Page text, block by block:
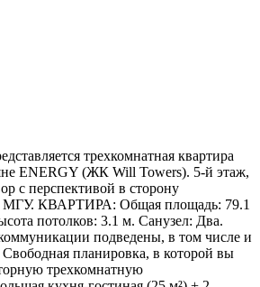
трехкомнатная квартира
ENERGY (ЖК Will Towers). 5-й этаж,
с перспективой в сторону
МГУ. КВАРТИРА: Общая площадь: 79.1
потолков: 3.1 м. Санузел: Два.
подведены, в том числе и
планировка, в которой вы
трехкомнатную